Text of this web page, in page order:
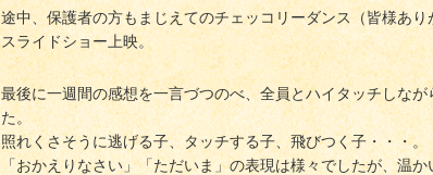
途中、保護者の方もまじえてのチェッコリーダンス（皆様あ
スライドショー上映。
最後に一週間の感想を一言づつのべ、全員とハイタッチしな
た。
照れくさそうに逃げる子、タッチする子、飛びつく子・・・。
「おかえりなさい」「ただいま」の表現は様々でしたが、温